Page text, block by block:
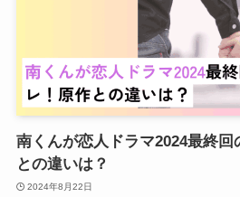
南くんが恋人ドラマ2024最終
との違いは？
2024年8月22日